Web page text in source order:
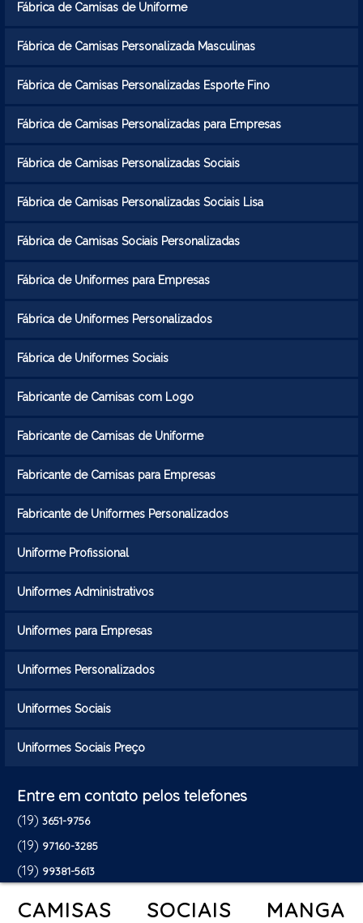
Fábrica de Camisas de Uniforme
Fábrica de Camisas Personalizada Masculinas
Fábrica de Camisas Personalizadas Esporte Fino
Fábrica de Camisas Personalizadas para Empresas
Fábrica de Camisas Personalizadas Sociais
Fábrica de Camisas Personalizadas Sociais Lisa
Fábrica de Camisas Sociais Personalizadas
Fábrica de Uniformes para Empresas
Fábrica de Uniformes Personalizados
Fábrica de Uniformes Sociais
Fabricante de Camisas com Logo
Fabricante de Camisas de Uniforme
Fabricante de Camisas para Empresas
Fabricante de Uniformes Personalizados
Uniforme Profissional
Uniformes Administrativos
Uniformes para Empresas
Uniformes Personalizados
Uniformes Sociais
Uniformes Sociais Preço
Entre em contato pelos telefones
(19) 3651-9756
(19) 97160-3285
(19) 99381-5613
CAMISAS SOCIAIS MANGA